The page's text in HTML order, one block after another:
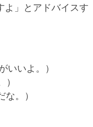
よ」とアドバイスす
いいよ。）
）
。）